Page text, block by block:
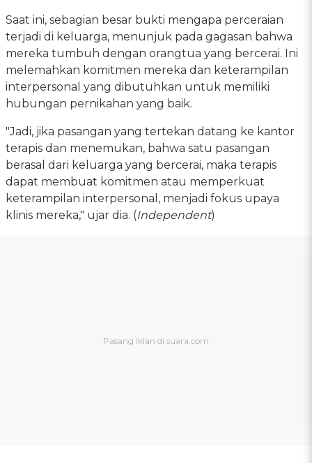
Saat ini, sebagian besar bukti mengapa perceraian
terjadi di keluarga, menunjuk pada gagasan bahwa
mereka tumbuh dengan orangtua yang bercerai. Ini
melemahkan komitmen mereka dan keterampilan
interpersonal yang dibutuhkan untuk memiliki
hubungan pernikahan yang baik.
"Jadi, jika pasangan yang tertekan datang ke kantor
terapis dan menemukan, bahwa satu pasangan
berasal dari keluarga yang bercerai, maka terapis
dapat membuat komitmen atau memperkuat
keterampilan interpersonal, menjadi fokus upaya
klinis mereka," ujar dia. (Independent)